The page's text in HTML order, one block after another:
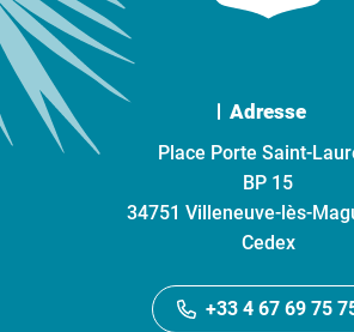
Adresse
Place Porte Saint-
BP 15
34751 Villeneuve-lès-
Cedex
+33 4 67 69 75